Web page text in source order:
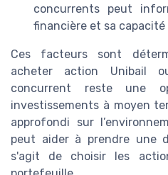
concurrents peut
financière et sa
Ces facteurs sont
acheter action Unibail
concurrent reste une
investissements à moyen
approfondi sur
peut aider à prendre une
s'agit de choisir les